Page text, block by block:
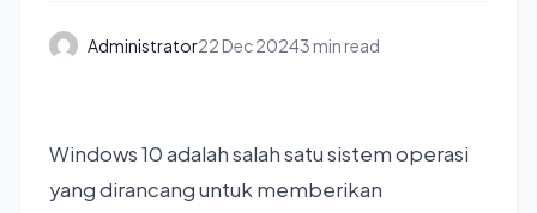
Administrator22 Dec 20243 min read
Windows 10 adalah salah satu sistem operasi
yang dirancang untuk memberikan